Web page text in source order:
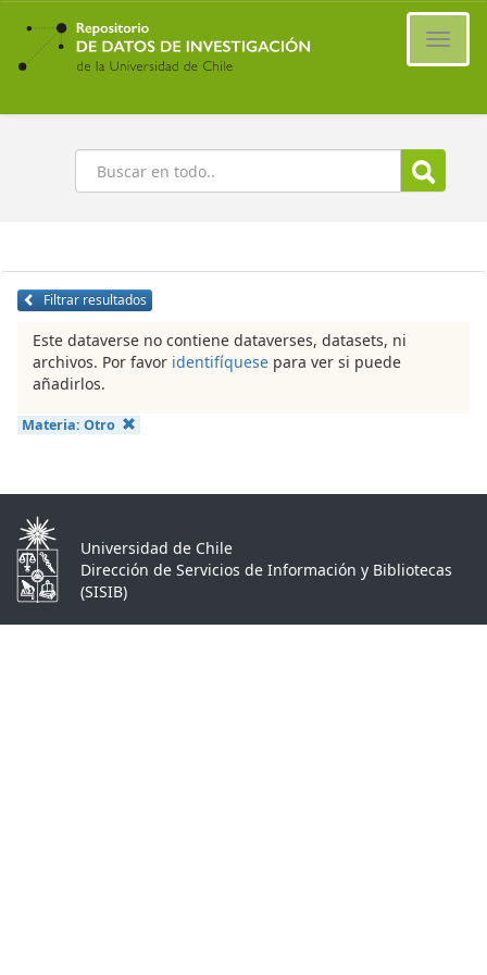
Ir
contenido
principal
Buscar
Filtrar resultados
Este dataverse no contiene dataverses, datasets, ni
archivos. Por favor identifíquese para ver si puede
añadirlos.
Materia: Otro
Universidad de Chile
Dirección de Servicios de Información y Bibliotecas
(SISIB)